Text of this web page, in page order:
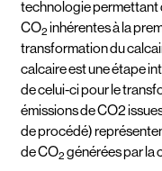
technologie permettant
CO2 inhérentes à la
transformation du
calcaire est une étape
de celui-ci pour le
émissions de CO2
de procédé)
de CO2 générées par la